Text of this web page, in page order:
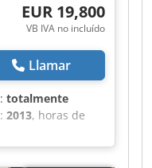
EUR 19,800
VB IVA no incluído
Llamar
totalmente
2013, horas de
de carga:
4,400 mm, tipo de